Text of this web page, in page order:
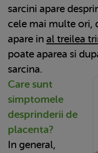
sarcini apare
cele mai multe ori,
apare in al treilea
poate aparea si
sarcina.
Care sunt
simptomele
desprinderii de
placenta?
In general,